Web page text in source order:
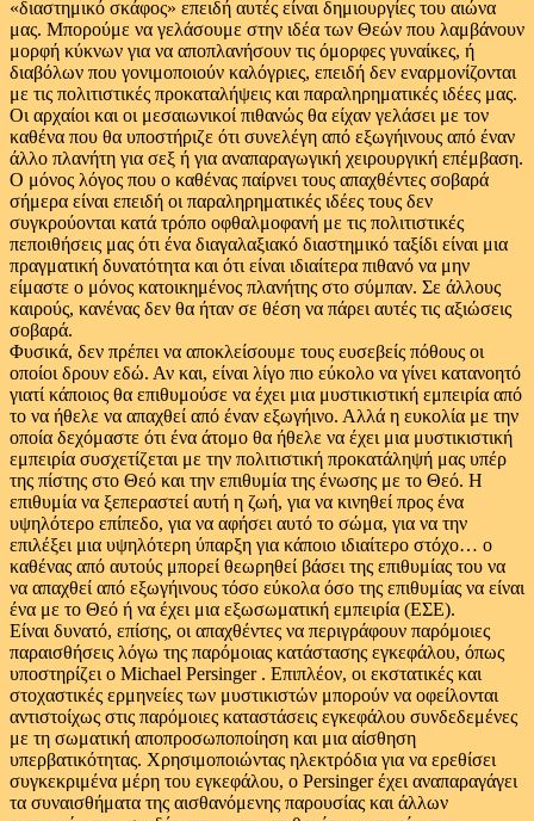
«διαστημικό σκάφος» επειδή αυτές είναι δημιουργίες του αιώνα
μας. Μπορούμε να γελάσουμε στην ιδέα των Θεών που λαμβάνουν
μορφή κύκνων για να αποπλανήσουν τις όμορφες γυναίκες, ή
διαβόλων που γονιμοποιούν καλόγριες, επειδή δεν εναρμονίζονται
με τις πολιτιστικές προκαταλήψεις και παραληρηματικές ιδέες μας.
Οι αρχαίοι και οι μεσαιωνικοί πιθανώς θα είχαν γελάσει με τον
καθένα που θα υποστήριζε ότι συνελέγη από εξωγήινους από έναν
άλλο πλανήτη για σεξ ή για αναπαραγωγική χειρουργική επέμβαση.
Ο μόνος λόγος που ο καθένας παίρνει τους απαχθέντες σοβαρά
σήμερα είναι επειδή οι παραληρηματικές ιδέες τους δεν
συγκρούονται κατά τρόπο οφθαλμοφανή με τις πολιτιστικές
πεποιθήσεις μας ότι ένα διαγαλαξιακό διαστημικό ταξίδι είναι μια
πραγματική δυνατότητα και ότι είναι ιδιαίτερα πιθανό να μην
είμαστε ο μόνος κατοικημένος πλανήτης στο σύμπαν. Σε άλλους
καιρούς, κανένας δεν θα ήταν σε θέση να πάρει αυτές τις αξιώσεις
σοβαρά.
Φυσικά, δεν πρέπει να αποκλείσουμε τους ευσεβείς πόθους οι
οποίοι δρουν εδώ. Αν και, είναι λίγο πιο εύκολο να γίνει κατανοητό
γιατί κάποιος θα επιθυμούσε να έχει μια μυστικιστική εμπειρία από
το να ήθελε να απαχθεί από έναν εξωγήινο. Αλλά η ευκολία με την
οποία δεχόμαστε ότι ένα άτομο θα ήθελε να έχει μια μυστικιστική
εμπειρία συσχετίζεται με την πολιτιστική προκατάληψή μας υπέρ
της πίστης στο Θεό και την επιθυμία της ένωσης με το Θεό. Η
επιθυμία να ξεπεραστεί αυτή η ζωή, για να κινηθεί προς ένα
υψηλότερο επίπεδο, για να αφήσει αυτό το σώμα, για να την
επιλέξει μια υψηλότερη ύπαρξη για κάποιο ιδιαίτερο στόχο… ο
καθένας από αυτούς μπορεί θεωρηθεί βάσει της επιθυμίας του να
να απαχθεί από εξωγήινους τόσο εύκολα όσο της επιθυμίας να είναι
ένα με το Θεό ή να έχει μια εξωσωματική εμπειρία (ΕΣΕ).
Είναι δυνατό, επίσης, οι απαχθέντες να περιγράφουν παρόμοιες
παραισθήσεις λόγω της παρόμοιας κατάστασης εγκεφάλου, όπως
υποστηρίζει ο Michael Persinger . Επιπλέον, οι εκστατικές και
στοχαστικές ερμηνείες των μυστικιστών μπορούν να οφείλονται
αντιστοίχως στις παρόμοιες καταστάσεις εγκεφάλου συνδεδεμένες
με τη σωματική αποπροσωποποίηση και μια αίσθηση
υπερβατικότητας. Χρησιμοποιώντας ηλεκτρόδια για να ερεθίσει
συγκεκριμένα μέρη του εγκεφάλου, ο Persinger έχει αναπαραγάγει
τα συναισθήματα της αισθανόμενης παρουσίας και άλλων